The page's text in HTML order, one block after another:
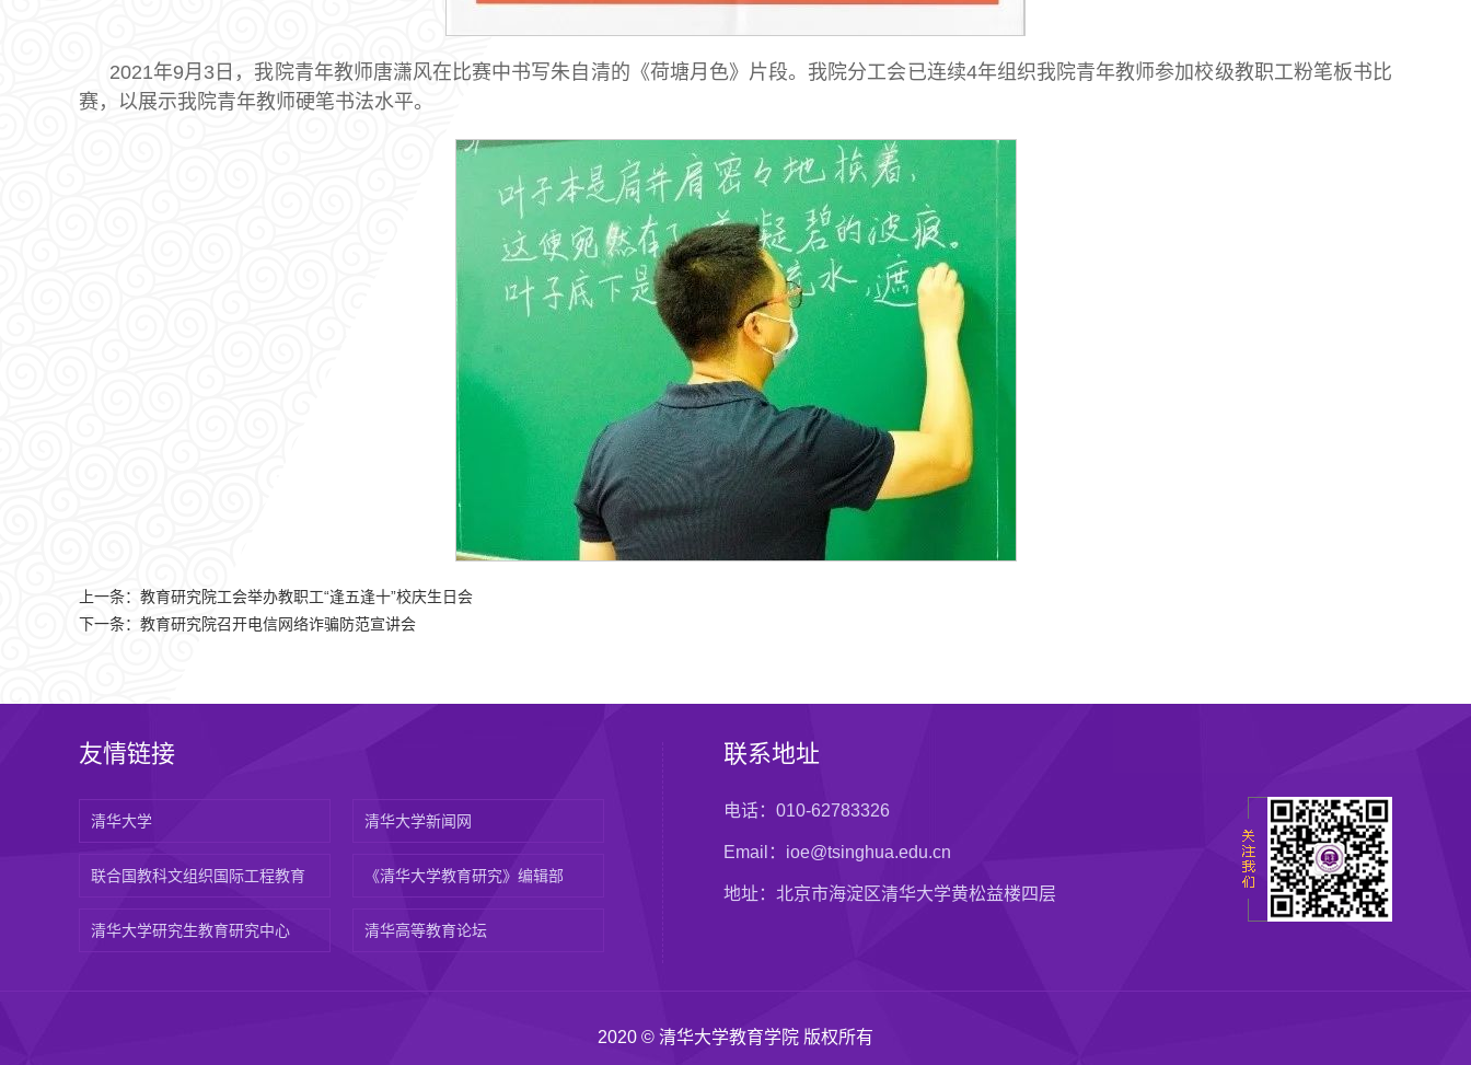
2021年9月3日，我院青年教师唐潇风在比赛中书写朱自清的《荷塘月色》片段。我院分工会已连续4年组织我院青年教师参加校级教职工粉笔板书比
赛，以展示我院青年教师硬笔书法水平。
上一条： 教育研究院工会举办教职工“逢五逢十”校庆生日会
下一条： 教育研究院召开电信网络诈骗防范宣讲会
友情链接
清华大学 清华大学新闻网
联合国教科文组织国际工程教育 《清华大学教育研究》编辑部
清华大学研究生教育研究中心 清华高等教育论坛
联系地址
电话：010-62783326
Email：ioe@tsinghua.edu.cn
地址：北京市海淀区清华大学黄松益楼四层
2020 © 清华大学教育学院 版权所有